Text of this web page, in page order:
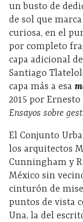
un busto de
de sol que
curiosa, en el
por completo
capa adicional
Santiago
capa más a esa
2015 por
Ensayos sobre
El Conjunto
los arquitectos
Cunningham y
México sin
cinturón de
puntos de vista
Una, la del